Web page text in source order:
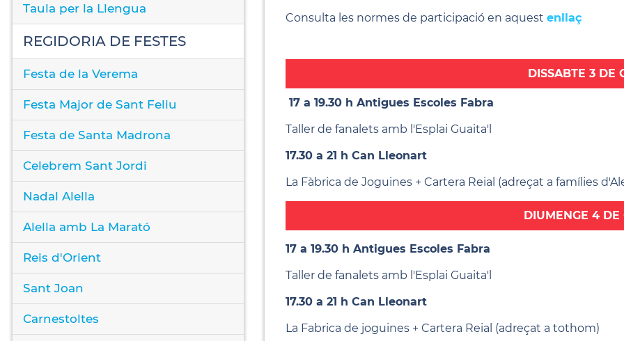
Taula per la Llengua
REGIDORIA DE FESTES
Festa de la Verema
Festa Major de Sant Feliu
Festa de Santa Madrona
Celebrem Sant Jordi
Nadal Alella
Alella amb La Marató
Reis d'Orient
Sant Joan
Carnestoltes
Consulta les normes de participació en aquest enllaç
DISSABTE 3 DE
17 a 19.30 h Antigues Escoles Fabra
Taller de fanalets amb l'Esplai Guaita'l
17.30 a 21 h Can Lleonart
La Fàbrica de Joguines + Cartera Reial (adreçat a famílies
DIUMENGE 4 DE
17 a 19.30 h Antigues Escoles Fabra
Taller de fanalets amb l'Esplai Guaita'l
17.30 a 21 h Can Lleonart
La Fabrica de joguines + Cartera Reial (adreçat a tothom)